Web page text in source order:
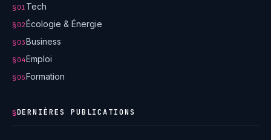
§01 Tech
§02Écologie & Énergie
§03Business
§04Emploi
§05Formation
§DERNIÈRES PUBLICATIONS